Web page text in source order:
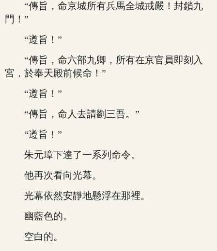
“傳旨，命京城所有兵馬全城戒嚴！封鎖九
門！”
“遵旨！”
“傳旨，命六部九卿，所有在京官員即刻入
宮，於奉天殿前候命！”
“遵旨！”
“傳旨，命人去請劉三吾。”
“遵旨！”
朱元璋下達了一系列命令。
他再次看向光幕。
光幕依然安靜地懸浮在那裡。
幽藍色的。
空白的。